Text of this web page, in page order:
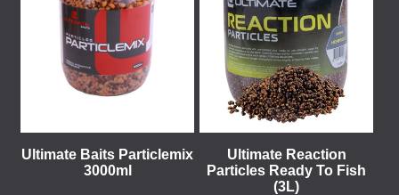
Ultimate Baits Particlemix
3000ml
Ultimate Reaction
Particles Ready To Fish
(3L)